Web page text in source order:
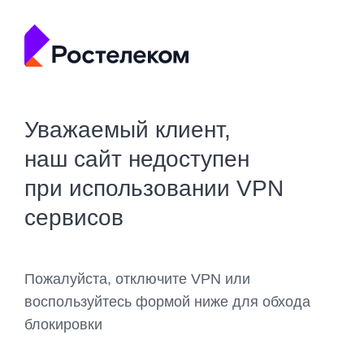
Уважаемый клиент,
наш сайт недоступен
при использовании VPN
сервисов
Пожалуйста, отключите VPN или
воспользуйтесь формой ниже для обхода
блокировки